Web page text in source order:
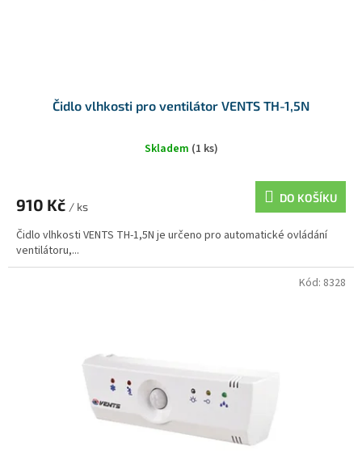
Čidlo vlhkosti pro ventilátor VENTS TH-1,5N
Skladem (1 ks)
910 Kč / ks
DO KOŠÍKU
Čidlo vlhkosti VENTS TH-1,5N je určeno pro automatické ovládání
ventilátoru,...
Kód: 8328